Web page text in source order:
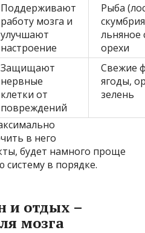
Поддерживают
работу мозга и
улучшают
настроение
Рыба
льняное
орехи
Защищают
нервные
клетки от
повреждений
Свежие
ягоды,
зелень
в него
будет намного проще
в порядке.
и отдых –
мозга